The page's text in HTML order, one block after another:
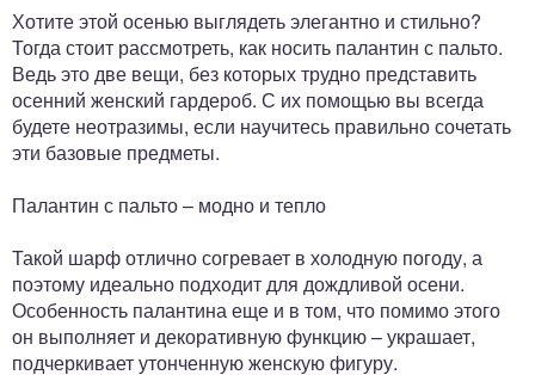
Хотите этой осенью выглядеть элегантно и стильно?
Тогда стоит рассмотреть, как носить палантин с пальто.
Ведь это две вещи, без которых трудно представить
осенний женский гардероб. С их помощью вы всегда
будете неотразимы, если научитесь правильно сочетать
эти базовые предметы.
Палантин с пальто – модно и тепло
Такой шарф отлично согревает в холодную погоду, а
поэтому идеально подходит для дождливой осени.
Особенность палантина еще и в том, что помимо этого
он выполняет и декоративную функцию – украшает,
подчеркивает утонченную женскую фигуру.